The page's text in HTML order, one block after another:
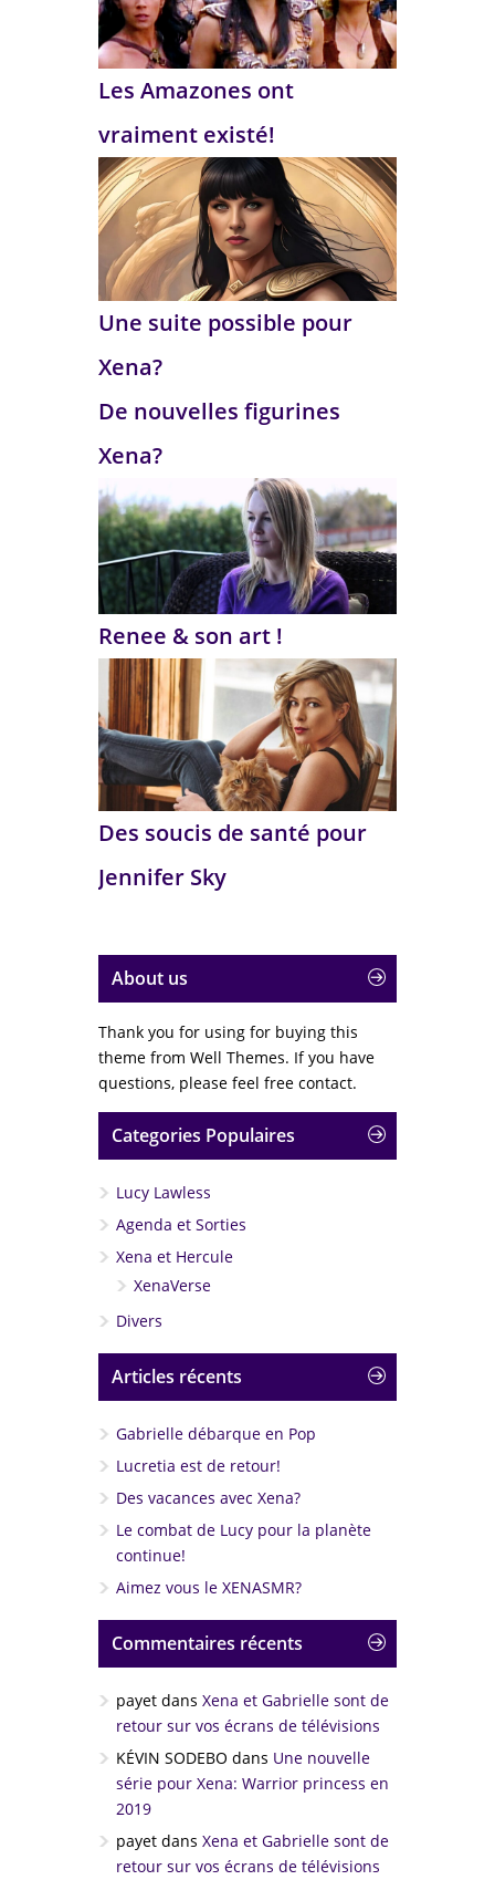
Les Amazones ont
vraiment existé!
Une suite possible pour
Xena?
De nouvelles figurines
Xena?
Renee & son art !
Des soucis de santé pour
Jennifer Sky
About us
Thank you for using for buying this
theme from Well Themes. If you have
questions, please feel free contact.
Categories Populaires
Lucy Lawless
Agenda et Sorties
Xena et Hercule
XenaVerse
Divers
Articles récents
Gabrielle débarque en Pop
Lucretia est de retour!
Des vacances avec Xena?
Le combat de Lucy pour la planète
continue!
Aimez vous le XENASMR?
Commentaires récents
payet dans Xena et Gabrielle sont de
retour sur vos écrans de télévisions
KÉVIN SODEBO dans Une nouvelle
série pour Xena: Warrior princess en
2019
payet dans Xena et Gabrielle sont de
retour sur vos écrans de télévisions